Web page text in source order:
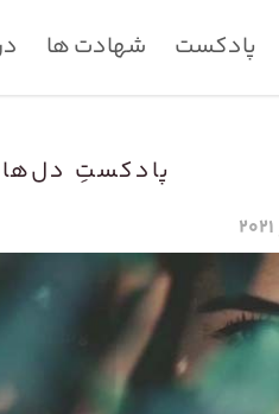
پادکست شهادت ها
پادکستِ